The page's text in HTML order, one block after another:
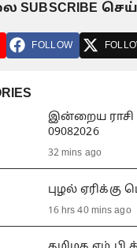
FOLLOW
இன்றைய
09082026
32 mins ago
புழல் ஏரிக்கு
16 hrs 40 mins ago